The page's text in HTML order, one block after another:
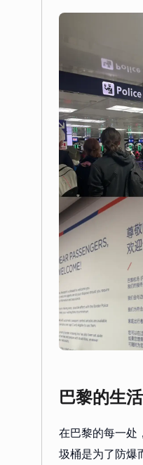
巴黎的生
在巴黎的每一处
圾桶是为了防爆